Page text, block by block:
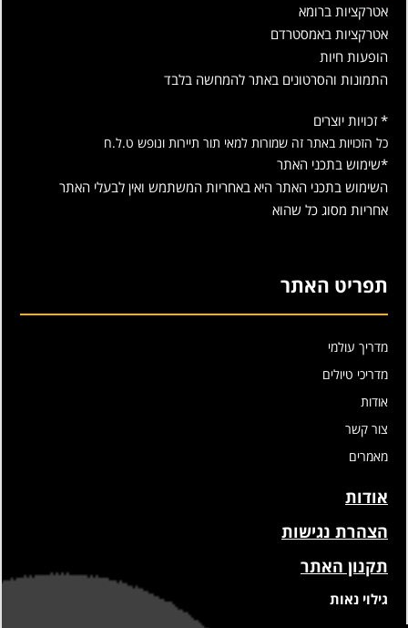
אטרקציות ברומא
אטרקציות באמסטרדם
הופעות חיות
התמונות והסרטונים באתר להמחשה בלבד
* זכויות יוצרים
כל הזכויות באתר זה שמורות למאי תור תיירות ונופש ט.ל.ח
*שימוש בתכני האתר
השימוש בתכני האתר היא באחריות המשתמש ואין לבעלי האתר
אחריות מסוג כל שהוא
תפריט האתר
מדריך עולמי
מדריכי טיולים
אודות
צור קשר
מאמרים
אודות
הצהרת נגישות
תקנון האתר
גילוי נאות